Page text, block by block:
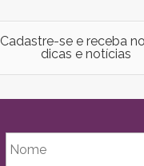
Cadastre-se e receba
dicas e notícias